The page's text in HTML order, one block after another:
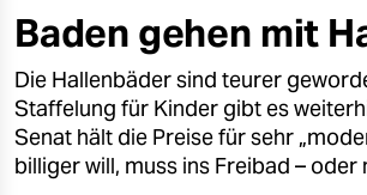
öko
gesellschaft
kultur
sport
Baden gehen mit
Die Hallenbäder sind teurer
Staffelung für Kinder gibt es
Senat hält die Preise für sehr
billiger will, muss ins Freibad –